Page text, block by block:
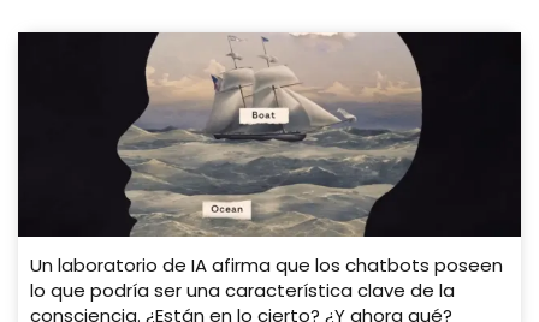
Un laboratorio de IA afirma que los chatbots poseen
lo que podría ser una característica clave de la
consciencia. ¿Están en lo cierto? ¿Y ahora qué?